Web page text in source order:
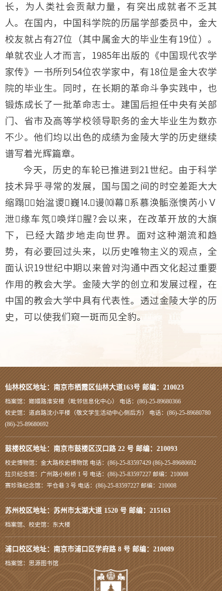
长，为人类社会贡献力量，有突出成就者不乏其
人。在国内，中国科学院的历届学部委员中，金大
校友就占有27位（其中属金大的毕业生有19位）。
单就农业人才而言，1985年出版的《中国现代农学
家传》一书所列54位农学家中，有18位是金大农学
院的毕业生。同时，在长期的革命斗争实践中，也
锻炼成长了一批革命志士。建国后担任中央有关部
门、省市及高等学校领导职务的金大毕业生为数亦
不少。他们均以出色的成绩为金陵大学的历史继续
谱写着光辉篇章。
今天，历史的车轮已推进到21世纪。由于科学
技术异乎寻常的发展，国与国之间的时空差距大大
缩蹋始湓谡巍⒕谩⑽幕系慕涣骺涨懊芮小Ｖ
泄缘车氖唤烊腥?会以来，在改革开放的大旗
下，已经大踏步地走向世界。面对这种潮流和趋
势，有必要回过头来，以历史唯物主义的观点，全
面认识19世纪中期以来曾对沟通中西文化起过重要
作用的教会大学。金陵大学的创立和发展过程，在
中国的教会大学中具有代表性。透过金陵大学的历
史，可以使我们窥一斑而见全豹。
仙林校区地址：南京市栖霞区仙林大道163号 邮编：210023
档案馆：嫏嬛路淮安楼（毗邻信息化中心） 电话：(86)-25-89680366
校史馆：道启路沈小平楼（敬文学生活动中心侧后方） 电话：(86)-25-89680780
(86)-25-89680692
鼓楼校区地址：南京市鼓楼区汉口路 22 号 邮编：210093
校史博物馆：金大路校史博物馆 电话：(86)-25-83597429 (86)-25-89680692
拉贝纪念馆：广州路小粉桥 1 号 电话：(86)-25-83597227 邮编：210008
赛珍珠纪念馆：平仓巷 3 号 电话：(86)-25-83597227 邮编：210008
苏州校区地址：苏州市太湖大道 1520 号 邮编：215163
档案馆、校史馆：东大楼
浦口校区地址：南京市浦口区学府路 8 号 邮编：210089
档案馆：思源图书馆